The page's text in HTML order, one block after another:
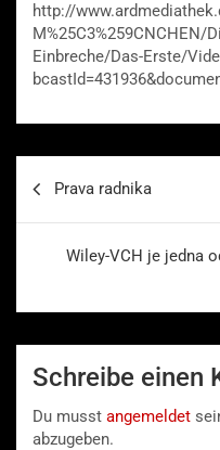
http://
M%25C3%259CNCHEN/
Einbreche/Das-Erste/
Prava radnika
Wiley-VCH je jedna
Schreibe einen
Du musst angemeldet
abzugeben.